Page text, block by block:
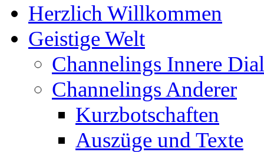
Herzlich Willkommen
Geistige Welt
Channelings Innere
Channelings Anderer
Kurzbotschaften
Auszüge und Texte